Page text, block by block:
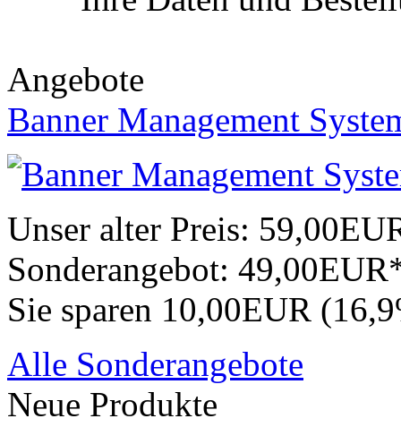
Angebote
Banner Management
Unser alter Preis:
Sonderangebot:
Sie sparen 10,00EUR
Alle Sonderangebote
Neue Produkte